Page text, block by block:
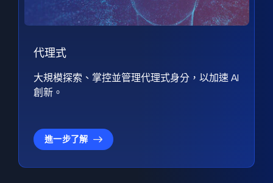
代理式
大規模探索、掌控並管理代理式身分，以加速 AI
創新。
進一步了解